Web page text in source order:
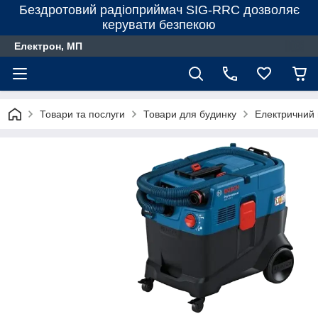
Бездротовий радіоприймач SIG-RRC дозволяє
керувати безпекою
Електрон, МП
Товари та послуги Товари для будинку Електричний